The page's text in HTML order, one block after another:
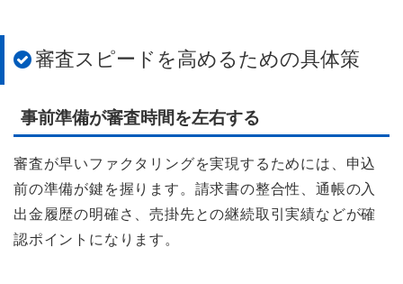
審査スピードを高めるための具体策
事前準備が審査時間を左右する
審査が早いファクタリングを実現するためには、申込
前の準備が鍵を握ります。請求書の整合性、通帳の入
出金履歴の明確さ、売掛先との継続取引実績などが確
認ポイントになります。